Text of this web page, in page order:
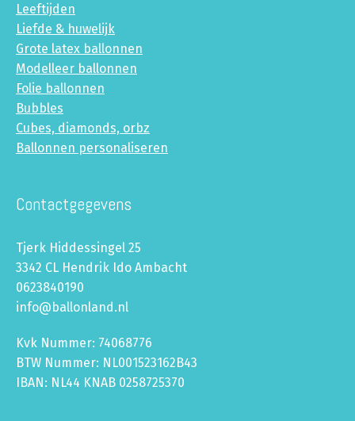
Leeftijden
Liefde & huwelijk
Grote latex ballonnen
Modelleer ballonnen
Folie ballonnen
Bubbles
Cubes, diamonds, orbz
Ballonnen personaliseren
Contactgegevens
Tjerk Hiddessingel 25
3342 CL Hendrik Ido Ambacht
0623840190
info@ballonland.nl
Kvk Nummer: 74068776
BTW Nummer: NL001523162B43
IBAN: NL44 KNAB 0258725370